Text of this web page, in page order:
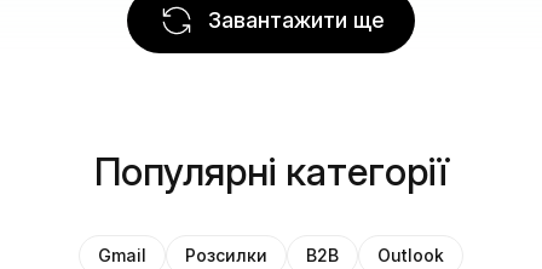
Завантажити ще
Популярні категорії
Gmail Розсилки B2B
Outlook